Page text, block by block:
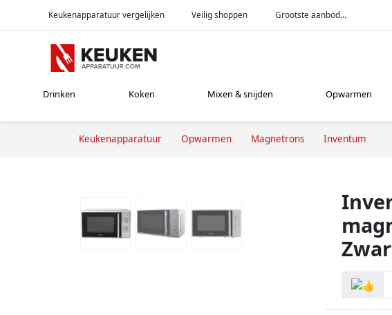
Keukenapparatuur vergelijken Veilig shoppen Grootste aanbod...
Drinken Koken Mixen & snijden Opwarmen
Keukenapparatuur Opwarmen Magnetrons Inventum